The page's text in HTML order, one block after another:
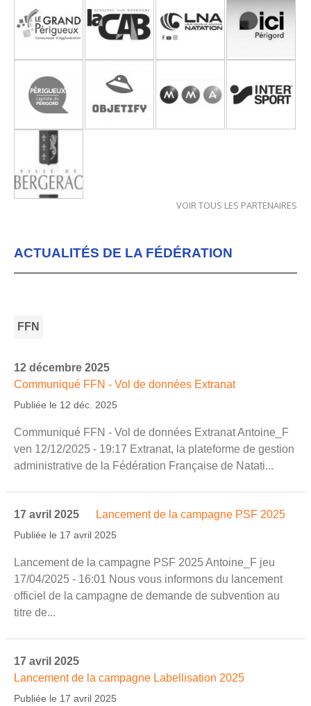
VOIR TOUS LES PARTENAIRES
ACTUALITÉS DE LA FÉDÉRATION
FFN
12 décembre 2025
Communiqué FFN - Vol de données Extranat
Publiée le 12 déc. 2025
Communiqué FFN - Vol de données Extranat Antoine_F
ven 12/12/2025 - 19:17 Extranat, la plateforme de gestion
administrative de la Fédération Française de Natati...
17 avril 2025 Lancement de la campagne PSF 2025
Publiée le 17 avril 2025
Lancement de la campagne PSF 2025 Antoine_F jeu
17/04/2025 - 16:01 Nous vous informons du lancement
officiel de la campagne de demande de subvention au
titre de...
17 avril 2025
Lancement de la campagne Labellisation 2025
Publiée le 17 avril 2025